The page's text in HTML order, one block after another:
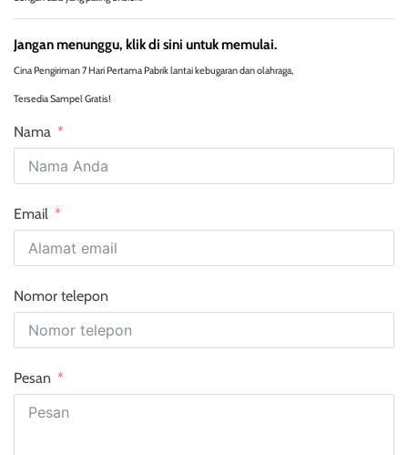
Jangan menunggu, klik di sini untuk memulai.
Cina Pengiriman 7 Hari Pertama Pabrik lantai kebugaran dan olahraga,
Tersedia Sampel Gratis!
Nama
Email
Nomor telepon
Pesan